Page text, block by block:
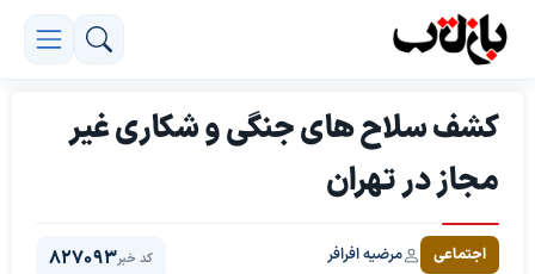
کشف سلاح های جنگی و شکاری غیر
مجاز در تهران
اجتماعی مرضیه افرافر کد خبر827093